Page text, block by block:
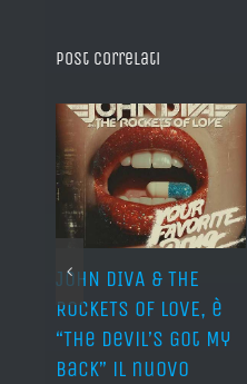
Post correlati
JOHN DIVA & THE
ROCKETS OF LOVE, è
“The Devil’s Got My
Back” il nuovo